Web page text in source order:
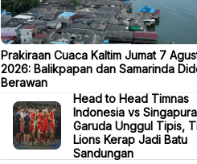
Prakiraan Cuaca Kaltim Jumat 7
2026: Balikpapan dan Samarinda
Berawan
Head to Head Timnas
Indonesia vs
Garuda Unggul Tipis,
Lions Kerap Jadi Batu
Sandungan